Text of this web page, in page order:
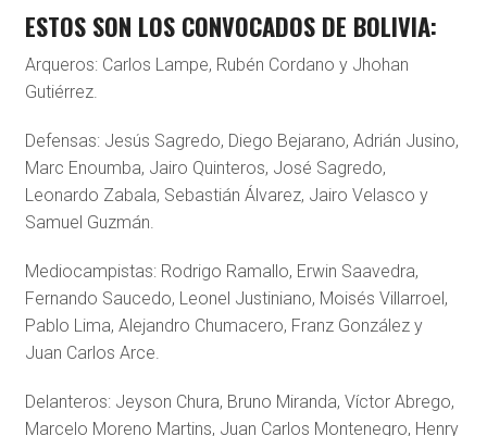
ESTOS SON LOS CONVOCADOS DE BOLIVIA:
Arqueros: Carlos Lampe, Rubén Cordano y Jhohan
Gutiérrez.
Defensas: Jesús Sagredo, Diego Bejarano, Adrián Jusino,
Marc Enoumba, Jairo Quinteros, José Sagredo,
Leonardo Zabala, Sebastián Álvarez, Jairo Velasco y
Samuel Guzmán.
Mediocampistas: Rodrigo Ramallo, Erwin Saavedra,
Fernando Saucedo, Leonel Justiniano, Moisés Villarroel,
Pablo Lima, Alejandro Chumacero, Franz González y
Juan Carlos Arce.
Delanteros: Jeyson Chura, Bruno Miranda, Víctor Abrego,
Marcelo Moreno Martins, Juan Carlos Montenegro, Henry